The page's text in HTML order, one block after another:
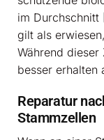
im Durchschnitt
gilt als
Während
besser erhalten
Reparatur
Stammzellen